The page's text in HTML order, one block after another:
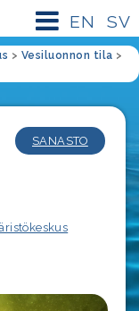
SV
EN
> Vesiluonnon tila >
SANASTO